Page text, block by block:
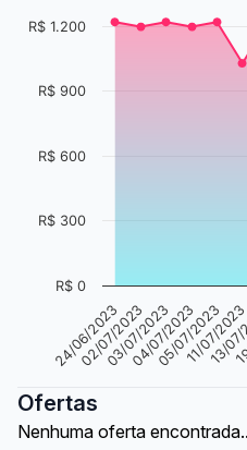
24/06/2023
02/07/2023
03/07/2023
04/07/2023
05/07/2023
11/07/2023
13/
R$ 0
R$ 300
R$ 600
R$ 900
R$ 1.200
Ofertas
Nenhuma oferta